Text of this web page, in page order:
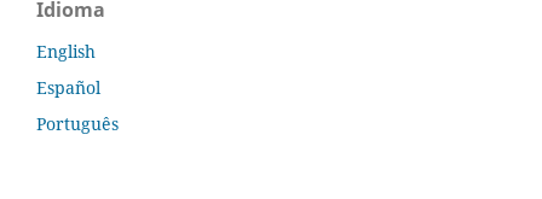
Idioma
English
Español
Português